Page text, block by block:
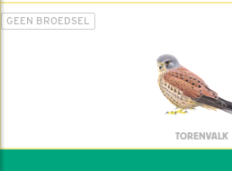
GEEN BROEDSEL
TORENVALK